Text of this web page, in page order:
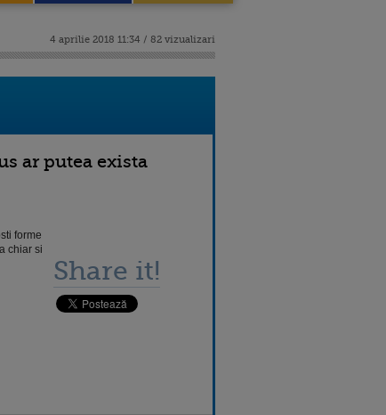
4 aprilie 2018 11:34 / 82 vizualizari
ar putea exista
forme
chiar si
Share it!